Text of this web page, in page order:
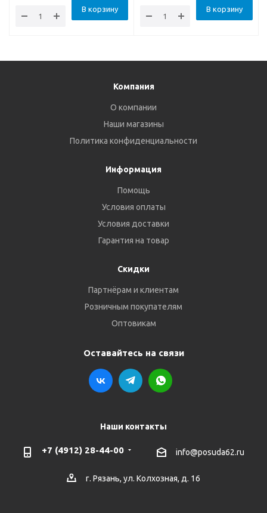
В корзину В корзину
Компания
О компании
Наши магазины
Политика конфиденциальности
Информация
Помощь
Условия оплаты
Условия доставки
Гарантия на товар
Скидки
Партнёрам и клиентам
Розничным покупателям
Оптовикам
Оставайтесь на связи
Наши контакты
+7 (4912) 28-44-00 info@posuda62.ru
г. Рязань, ул. Колхозная, д. 16